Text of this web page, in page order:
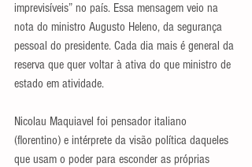
imprevisíveis” no país. Essa mensagem veio na
nota do ministro Augusto Heleno, da segurança
pessoal do presidente. Cada dia mais é general da
reserva que quer voltar à ativa do que ministro de
estado em atividade.
Nicolau Maquiavel foi pensador italiano
(florentino) e intérprete da visão política daqueles
que usam o poder para esconder as próprias